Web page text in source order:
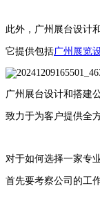
此外， 广州展台设计
它提供包括广州展览
广州展台设计和搭建
致力于为客户提供全
对于如何选择一家专
首先要考察公司的工